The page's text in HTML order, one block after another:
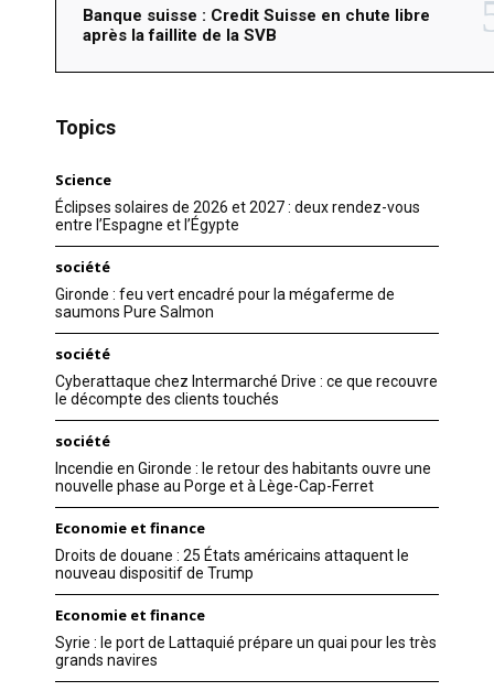
Banque suisse : Credit Suisse en chute libre
après la faillite de la SVB
Topics
Science
Éclipses solaires de 2026 et 2027 : deux rendez-vous
entre l’Espagne et l’Égypte
société
Gironde : feu vert encadré pour la mégaferme de
saumons Pure Salmon
société
Cyberattaque chez Intermarché Drive : ce que recouvre
le décompte des clients touchés
société
Incendie en Gironde : le retour des habitants ouvre une
nouvelle phase au Porge et à Lège-Cap-Ferret
Economie et finance
Droits de douane : 25 États américains attaquent le
nouveau dispositif de Trump
Economie et finance
Syrie : le port de Lattaquié prépare un quai pour les très
grands navires